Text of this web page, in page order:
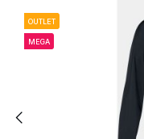
OUTLET
MEGA